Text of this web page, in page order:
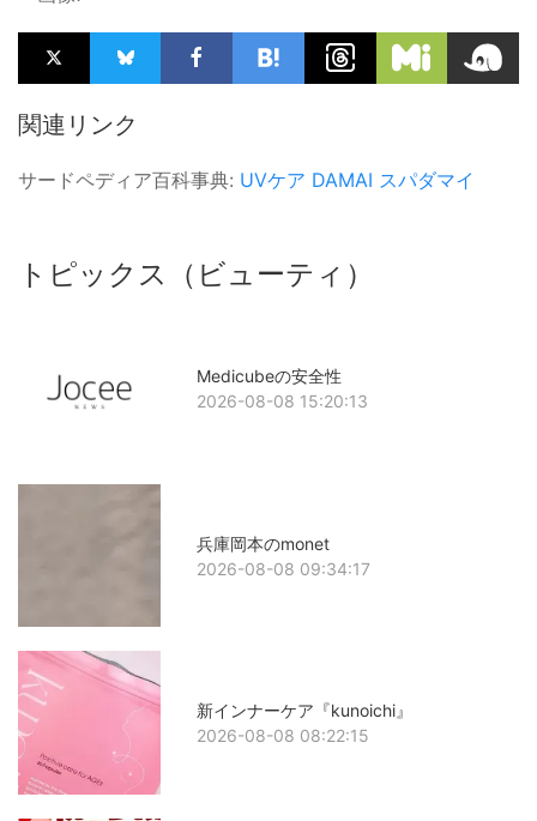
関連リンク
サードペディア百科事典: UVケア DAMAI スパダマイ
トピックス（ビューティ）
Medicubeの安全性
2026-08-08 15:20:13
兵庫岡本のmonet
2026-08-08 09:34:17
新インナーケア『kunoichi』
2026-08-08 08:22:15